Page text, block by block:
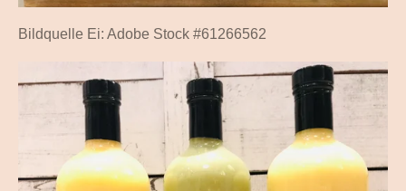
Bildquelle Ei: Adobe Stock #61266562